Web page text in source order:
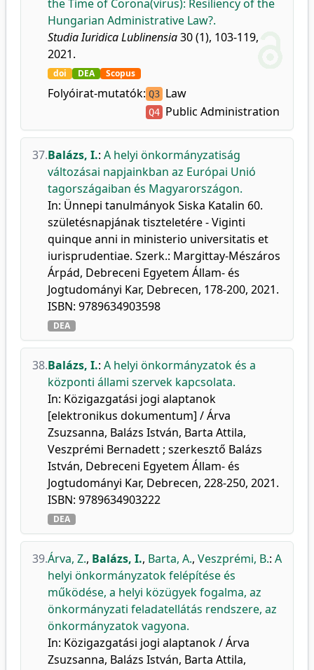
the Time of Corona(virus): Resiliency of the
Hungarian Administrative Law?.
Studia Iuridica Lublinensia30 (1), 103-119,
2021.
doi DEA Scopus
Folyóirat-mutatók: Q3 Law
Q4 Public Administration
37.Balázs, I.: A helyi önkormányzatiság
változásai napjainkban az Európai Unió
tagországaiban és Magyarországon.
In: Ünnepi tanulmányok Siska Katalin 60.
születésnapjának tiszteletére - Viginti
quinque anni in ministerio universitatis et
iurisprudentiae. Szerk.: Margittay-Mészáros
Árpád, Debreceni Egyetem Állam- és
Jogtudományi Kar, Debrecen, 178-200, 2021.
ISBN: 9789634903598
DEA
38.Balázs, I.: A helyi önkormányzatok és a
központi állami szervek kapcsolata.
In: Közigazgatási jogi alaptanok
[elektronikus dokumentum] / Árva
Zsuzsanna, Balázs István, Barta Attila,
Veszprémi Bernadett ; szerkesztő Balázs
István, Debreceni Egyetem Állam- és
Jogtudományi Kar, Debrecen, 228-250, 2021.
ISBN: 9789634903222
DEA
39.Árva, Z., Balázs, I., Barta, A., Veszprémi, B.: A
helyi önkormányzatok felépítése és
működése, a helyi közügyek fogalma, az
önkormányzati feladatellátás rendszere, az
önkormányzatok vagyona.
In: Közigazgatási jogi alaptanok / Árva
Zsuzsanna, Balázs István, Barta Attila,